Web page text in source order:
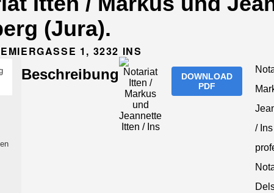
(Jura).
1, 3232 INS
Beschreibung
DOWNLOAD
PDF
/